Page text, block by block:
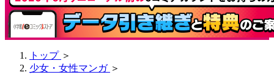
トップ ＞
少女・女性マンガ ＞